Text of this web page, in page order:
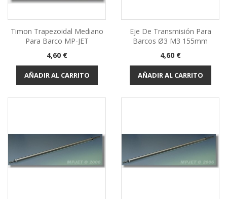
Timon Trapezoidal Mediano
Para Barco MP-JET
Precio
4,60 €
AÑADIR AL CARRITO
Eje De Transmisión Para
Barcos Ø3 M3 155mm
Precio
4,60 €
AÑADIR AL CARRITO